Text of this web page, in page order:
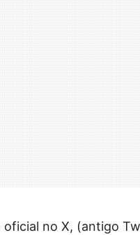
oficial no X, (antigo